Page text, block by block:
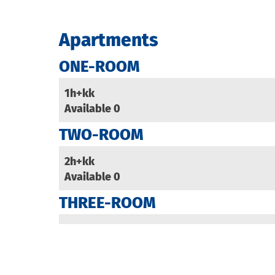
Apartments
ONE-ROOM
1h+kk
Available0
TWO-ROOM
2h+kk
Available0
THREE-ROOM